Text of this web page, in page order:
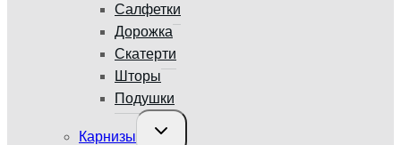
Салфетки
Дорожка
Скатерти
Шторы
Подушки
Карнизы
Переключить
дочернее